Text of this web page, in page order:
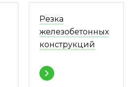
Резка
железобетонных
конструкций